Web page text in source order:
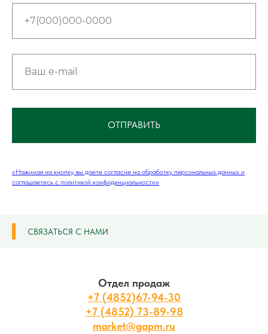
ОТПРАВИТЬ
«Нажимая на кнопку, вы даете согласие на обработку персональных данных и
соглашаетесь c политикой конфиденциальности»
СВЯЗАТЬСЯ С НАМИ
Отдел продаж
+7 (4852)67-94-30
+7 (4852) 73-89-98
market@gapm.ru